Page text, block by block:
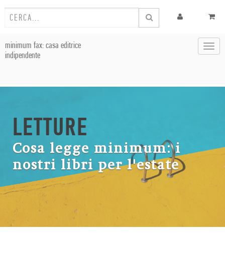
minimum fax: casa editrice
indipendente
LETTURE
Cosa legge minimum: i
nostri libri per l'estate